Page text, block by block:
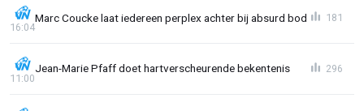
Marc Coucke laat iedereen perplex achter bij absurd bod
16:04
181
Jean-Marie Pfaff doet hartverscheurende bekentenis
11:00
296